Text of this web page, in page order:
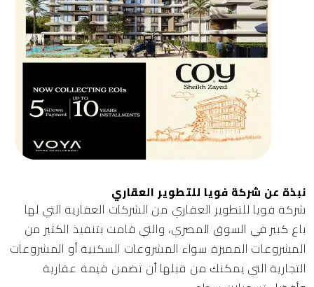
نبذة عن شركة فويا للتطوير العقاري
شركة فويا للتطوير العقاري من الشركات العقارية التي لها
باع كبير في السوق المصري، والتي قامت بتنفيذ الكثير من
المشروعات المميزة سواء المشروعات السكنية أو المشروعات
التجارية التي يمكنك من قبلها أن تضمن قيمة عقارية